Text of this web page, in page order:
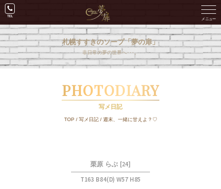
札幌すすきのソープ「夢の扉」
非日常の夢の世界へ･･･。
PHOTODIARY
写メ日記
TOP / 写メ日記/ 週末、一緒に甘えよ？♡
栗原 らぶ [24]
T163 B84(D) W57 H85